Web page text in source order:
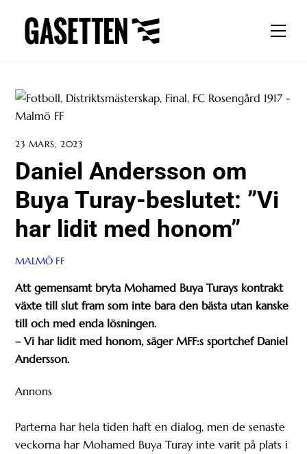
content
23 MARS, 2023
Daniel Andersson om
Buya Turay-beslutet: ”Vi
har lidit med honom”
MALMÖ FF
Att gemensamt bryta Mohamed Buya Turays kontrakt
växte till slut fram som inte bara den bästa utan kanske
till och med enda lösningen.
– Vi har lidit med honom, säger MFF:s sportchef Daniel
Andersson.
Annons
Parterna har hela tiden haft en dialog, men de senaste
veckorna har Mohamed Buya Turay inte varit på plats i